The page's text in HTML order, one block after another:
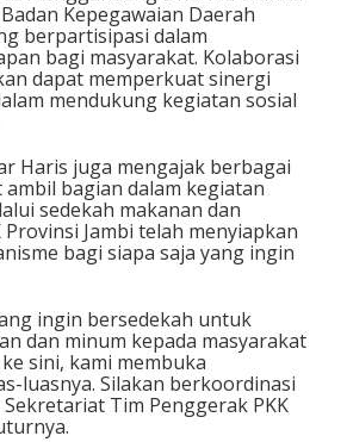
Kepegawaian Daerah
berpartisipasi dalam
bagi masyarakat. Kolaborasi
dapat memperkuat sinergi
mendukung kegiatan sosial
Haris juga mengajak berbagai
bagian dalam kegiatan
sedekah makanan dan
Provinsi Jambi telah menyiapkan
bagi siapa saja yang ingin
ingin bersedekah untuk
dan minum kepada masyarakat
sini, kami membuka
luasnya. Silakan berkoordinasi
Tim Penggerak PKK